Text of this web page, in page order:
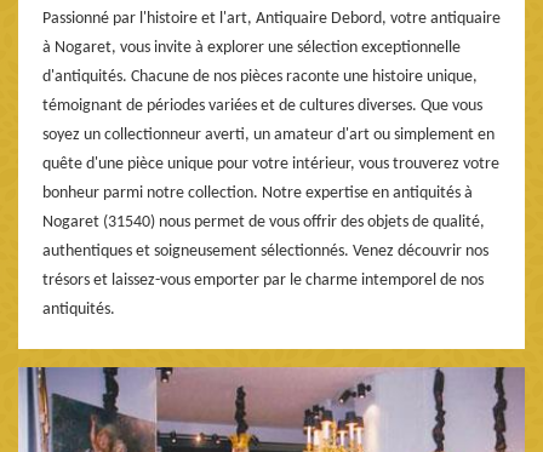
Passionné par l'histoire et l'art, Antiquaire Debord, votre antiquaire
à Nogaret, vous invite à explorer une sélection exceptionnelle
d'antiquités. Chacune de nos pièces raconte une histoire unique,
témoignant de périodes variées et de cultures diverses. Que vous
soyez un collectionneur averti, un amateur d'art ou simplement en
quête d'une pièce unique pour votre intérieur, vous trouverez votre
bonheur parmi notre collection. Notre expertise en antiquités à
Nogaret (31540) nous permet de vous offrir des objets de qualité,
authentiques et soigneusement sélectionnés. Venez découvrir nos
trésors et laissez-vous emporter par le charme intemporel de nos
antiquités.